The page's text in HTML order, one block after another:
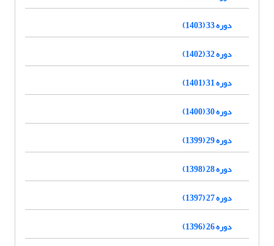
دوره 33 (1403)
دوره 32 (1402)
دوره 31 (1401)
دوره 30 (1400)
دوره 29 (1399)
دوره 28 (1398)
دوره 27 (1397)
دوره 26 (1396)